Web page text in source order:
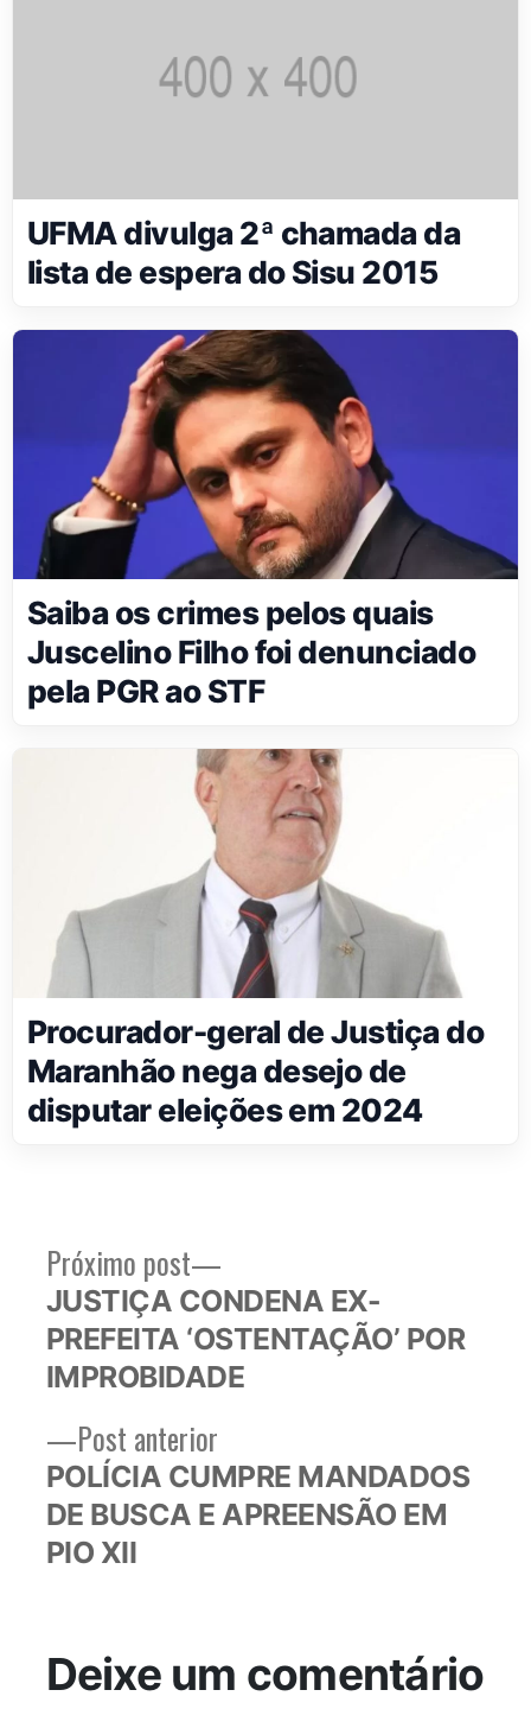
UFMA divulga 2ª chamada da
lista de espera do Sisu 2015
Saiba os crimes pelos quais
Juscelino Filho foi denunciado
pela PGR ao STF
Procurador-geral de Justiça do
Maranhão nega desejo de
disputar eleições em 2024
Navegação
de
Post
Post anteriorPost
anterior:
POLÍCIA CUMPRE MANDADOS
DE BUSCA E APREENSÃO EM
PIO XII
Próximo post
Próximo
post:
JUSTIÇA CONDENA EX-
PREFEITA ‘OSTENTAÇÃO’ POR
IMPROBIDADE
Deixe um comentário